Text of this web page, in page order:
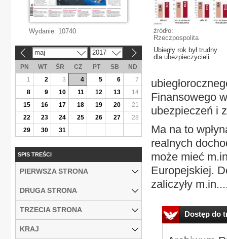
źródło:
Rzeczpospolita
Ubiegły rok był trudny
dla ubezpieczycieli
Finansowego
ubezpieczeń i
Ma na to
realnych
może mieć
Europejskiej.
zaliczyły
Dostęp do
Wydanie: 10740
maj 2017
PN WT ŚR CZ PT SB
ND
1
2 3 4 5 6
7
8
9 10 11 12 13
14
15
16 17 18 19 20
21
22
23 24 25 26 27
28
29
30 31
SPIS TREŚCI
PIERWSZA STRONA
DRUGA STRONA
TRZECIA STRONA
KRAJ